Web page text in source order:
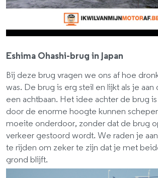
Eshima Ohashi-brug in Japan
Bij deze brug vragen we ons af hoe
was. De brug is erg steil en lijkt als je aan
een achtbaan. Het idee achter de brug
door de enorme hoogte kunnen
moeite onderdoor, zonder dat de brug
verkeer gestoord wordt. We raden je
te rijden om zeker te zijn dat je met
grond blijft.